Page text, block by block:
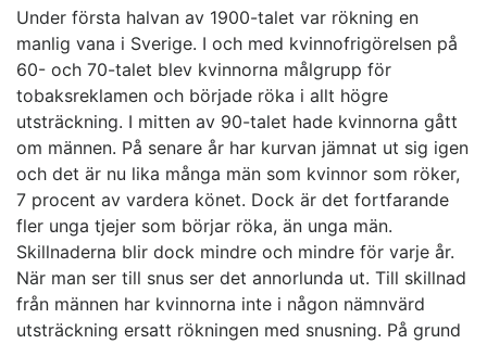
Under första halvan av 1900-talet var rökning en
manlig vana i Sverige. I och med kvinnofrigörelsen på
60- och 70-talet blev kvinnorna målgrupp för
tobaksreklamen och började röka i allt högre
utsträckning. I mitten av 90-talet hade kvinnorna gått
om männen. På senare år har kurvan jämnat ut sig igen
och det är nu lika många män som kvinnor som röker,
7 procent av vardera könet. Dock är det fortfarande
fler unga tjejer som börjar röka, än unga män.
Skillnaderna blir dock mindre och mindre för varje år.
När man ser till snus ser det annorlunda ut. Till skillnad
från männen har kvinnorna inte i någon nämnvärd
utsträckning ersatt rökningen med snusning. På grund